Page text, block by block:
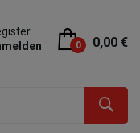
0 0,00 €